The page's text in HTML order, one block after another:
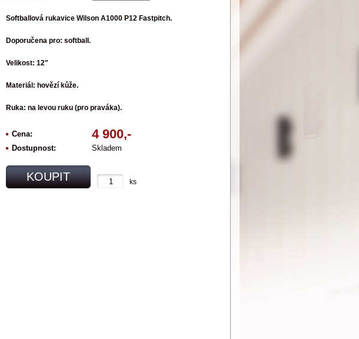
Softballová rukavice Wilson A1000 P12 Fastpitch.
Doporučena pro: softball.
Velikost: 12"
Materiál: hovězí kůže.
Ruka: na levou ruku (pro praváka).
Cena: 4 900,-
Dostupnost: Skladem
KOUPIT ks